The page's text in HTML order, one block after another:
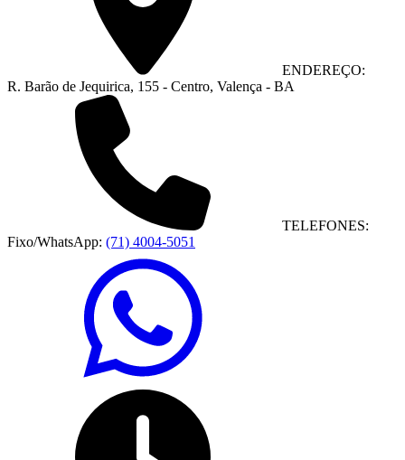
ENDEREÇO:
R. Barão de Jequirica, 155 - Centro, Valença - BA
TELEFONES:
Fixo/WhatsApp: (71) 4004-5051